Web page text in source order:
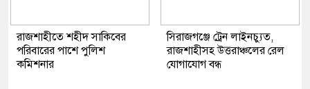
রাজশাহীতে শহীদ সাকিবের
পরিবারের পাশে পুলিশ
কমিশনার
সিরাজগঞ্জে ট্রেন লাইনচ্যুত,
রাজশাহীসহ উত্তরাঞ্চলের রেল
যোগাযোগ বন্ধ